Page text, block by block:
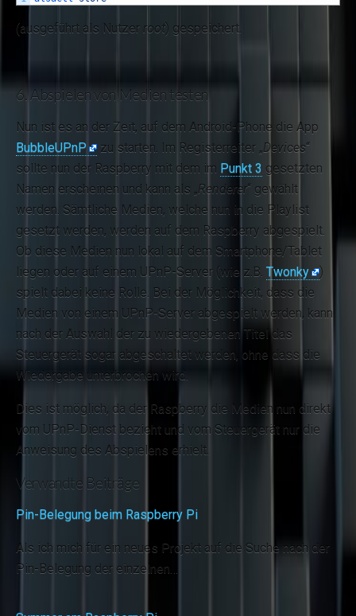
(ausgeführt als Nutzer root) gespeichert.
6. Abspielen von Medien testen
Nun ist es an der Zeit, auf dem Android-Phone die App
BubbleUPnP
zu starten. Im Registerreiter „Devices“
sollte nun der Raspberry mit dem im Punkt 3 gesetzten
Namen erscheinen und kann als „Renderer“ gewählt
werden. Sämtliche Medien, welche nun in die Playlist
gesetzt werden, werden auf dem Raspberry abgespielt.
Ob diese Medien nun lokal auf dem Smartphone/Tablet
liegen oder auf einem UPnP-Server (wie z.B. Twonky
)
spielt dabei keine Rolle. Bei der Möglichkeit, dass die
Medien von einem UPnP-Server abgespielt werden, kann
nach der Auswahl der zu wiedergebenen Titel das
Steuergerät sogar abgeschaltet werden, ohne dass die
Wiedergabe unterbrochen wird.
Dies ist möglich, da der Raspberry die Medien nun direkt
vom UPnP-Dienst bezieht und vom Steuergerät nur die
Anweisung des Abspielens erhielt.
Verwandte Beiträge
Pin-Belegung beim Raspberry Pi
Als ich mich für ein neues Projekt auf die Suche nach der
Pin-Belegung der einzelnen…